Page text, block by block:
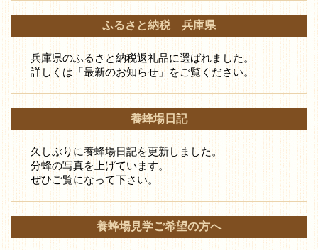
ふるさと納税 兵庫県
兵庫県のふるさと納税返礼品に選ばれました。
詳しくは「最新のお知らせ」をご覧ください。
養蜂場日記
久しぶりに養蜂場日記を更新しました。
分蜂の写真を上げています。
ぜひご覧になって下さい。
養蜂場見学ご希望の方へ